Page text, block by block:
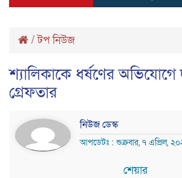
/টপ নিউজ
শ্যালিকাকে ধর্ষণের
গ্রেফতার
নিউজ ডেস্ক
আপডেটঃ : শুক্রবার, ৭ এপ্রিল,
শেয়ার